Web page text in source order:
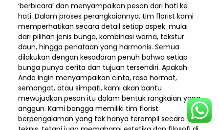
‘berbicara’ dan menyampaikan pesan dari hati ke
hati. Dalam proses perangkaiannya, tim florist kami
memperhatikan secara detail setiap aspek: mulai
dari pilihan jenis bunga, kombinasi warna, tekstur
daun, hingga penataan yang harmonis. Semua
dilakukan dengan kesadaran penuh bahwa setiap
bunga punya cerita dan tujuan tersendiri. Apakah
Anda ingin menyampaikan cinta, rasa hormat,
semangat, atau simpati, kami akan bantu
mewujudkan pesan itu dalam bentuk rangkaian yang
anggun. Kami bangga memiliki tim florist
berpengalaman yang tak hanya terampil secara